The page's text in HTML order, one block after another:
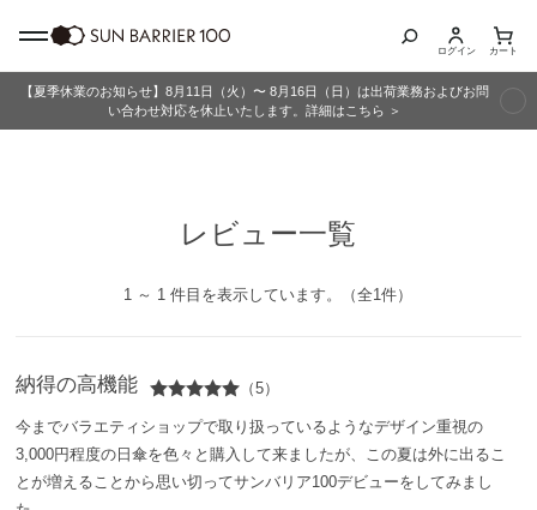
商品カテゴリ
メンズ
キッズ
ログイン カート
【夏季休業のお知らせ】8月11日（火）〜 8月16日（日）は出荷業務およびお問
い合わせ対応を休止いたします。詳細はこちら ＞
レビュー一覧
1 ～ 1 件目を表示しています。（全1件）
納得の高機能 （5）
今までバラエティショップで取り扱っているようなデザイン重視の
3,000円程度の日傘を色々と購入して来ましたが、この夏は外に出るこ
とが増えることから思い切ってサンバリア100デビューをしてみまし